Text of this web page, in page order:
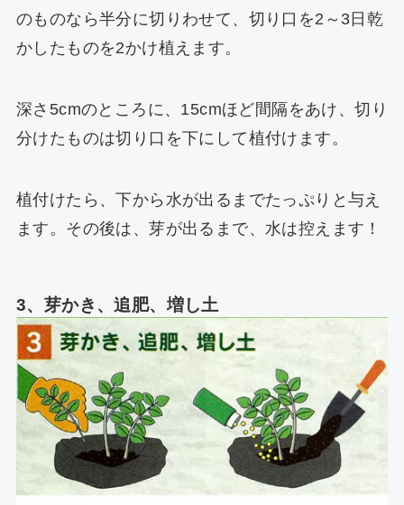
のものなら半分に切りわせて、切り口を2～3日乾
かしたものを2かけ植えます。
深さ5cmのところに、15cmほど間隔をあけ、切り
分けたものは切り口を下にして植付けます。
植付けたら、下から水が出るまでたっぷりと与え
ます。その後は、芽が出るまで、水は控えます！
3、芽かき、追肥、増し土